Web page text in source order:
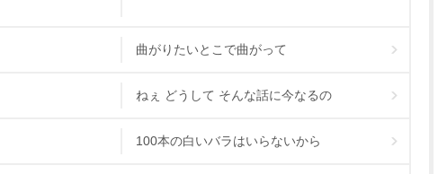
曲がりたいとこで曲がって
ねぇ どうして そんな話に今なるの
100本の白いバラはいらないから